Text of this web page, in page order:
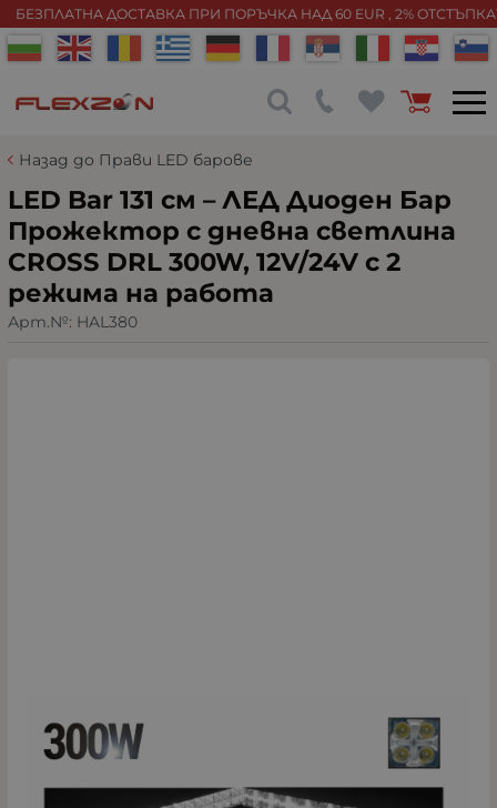
БЕЗПЛАТНА ДОСТАВКА ПРИ ПОРЪЧКА НАД 60 EUR , 2%
Назад до Прави LED барове
LED Bar 131 см – ЛЕД Диоден Бар
Прожектор с дневна светлина
CROSS DRL 300W, 12V/24V с 2
режима на работа
Арт.№: HAL380